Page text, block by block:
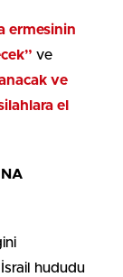
ermesinin
ve
ve
el
hududu